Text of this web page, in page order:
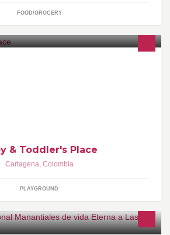
FOOD/GROCERY
& Toddler's Place
Cartagena, Colombia
PLAYGROUND